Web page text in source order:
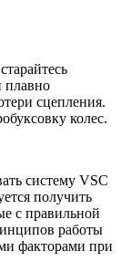
плавно
сцепления.
колес.
систему VSC
получить
с правильной
работы
факторами при